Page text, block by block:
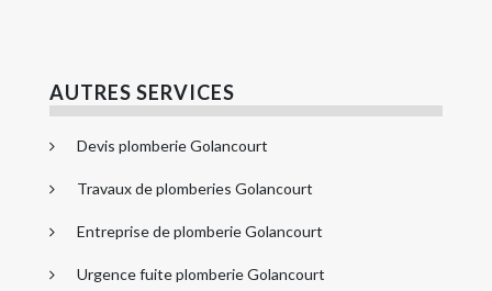
AUTRES SERVICES
Devis plomberie Golancourt
Travaux de plomberies Golancourt
Entreprise de plomberie Golancourt
Urgence fuite plomberie Golancourt